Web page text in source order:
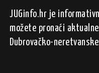
JUGinfo.hr je
možete pronaći
Dubrovačko-